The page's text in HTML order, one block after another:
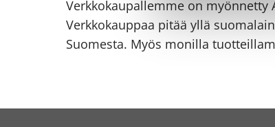
Verkkokaupallemme on myönnetty
Verkkokauppaa pitää yllä
Suomesta. Myös monilla